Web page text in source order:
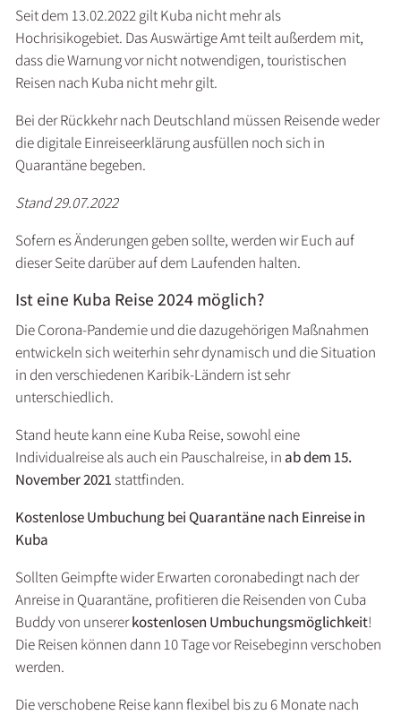
Seit dem 13.02.2022 gilt Kuba nicht mehr als
Hochrisikogebiet. Das Auswärtige Amt teilt außerdem mit,
dass die Warnung vor nicht notwendigen, touristischen
Reisen nach Kuba nicht mehr gilt.
Bei der Rückkehr nach Deutschland müssen Reisende weder
die digitale Einreiseerklärung ausfüllen noch sich in
Quarantäne begeben.
Stand 29.07.2022
Sofern es Änderungen geben sollte, werden wir Euch auf
dieser Seite darüber auf dem Laufenden halten.
Ist eine Kuba Reise 2024 möglich?
Die Corona-Pandemie und die dazugehörigen Maßnahmen
entwickeln sich weiterhin sehr dynamisch und die Situation
in den verschiedenen Karibik-Ländern ist sehr
unterschiedlich.
Stand heute kann eine Kuba Reise, sowohl eine
Individualreise als auch ein Pauschalreise, in ab dem 15.
November 2021 stattfinden.
Kostenlose Umbuchung bei Quarantäne nach Einreise in
Kuba
Sollten Geimpfte wider Erwarten coronabedingt nach der
Anreise in Quarantäne, profitieren die Reisenden von Cuba
Buddy von unsererkostenlosen Umbuchungsmöglichkeit!
Die Reisen können dann 10 Tage vor Reisebeginn verschoben
werden.
Die verschobene Reise kann flexibel bis zu 6 Monate nach